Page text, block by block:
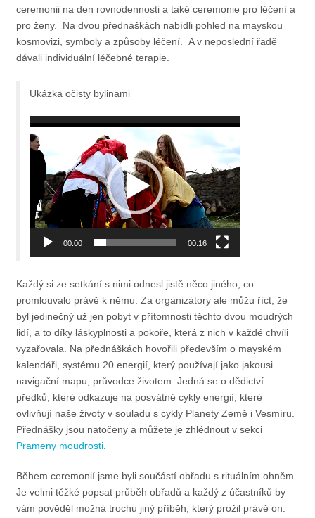
ceremonii na den rovnodennosti a také ceremonie pro léčení a
pro ženy. Na dvou přednáškách nabídli pohled na mayskou
kosmovizi, symboly a způsoby léčení. A v neposlední řadě
dávali individuální léčebné terapie.
Ukázka očisty bylinami
Video
přehrávač
00:00 00:16
Každý si ze setkání s nimi odnesl jistě něco jiného, co
promlouvalo právě k němu. Za organizátory ale můžu říct, že
byl jedinečný už jen pobyt v přítomnosti těchto dvou moudrých
lidí, a to díky láskyplnosti a pokoře, která z nich v každé chvíli
vyzařovala. Na přednáškách hovořili především o mayském
kalendáři, systému 20 energií, který používají jako jakousi
navigační mapu, průvodce životem. Jedná se o dědictví
předků, které odkazuje na posvátné cykly energií, které
ovlivňují naše životy v souladu s cykly Planety Země i Vesmíru.
Přednášky jsou natočeny a můžete je zhlédnout v sekci
Prameny moudrosti.
Během ceremonií jsme byli součástí obřadu s rituálním ohněm.
Je velmi těžké popsat průběh obřadů a každý z účastníků by
vám pověděl možná trochu jiný příběh, který prožil právě on.